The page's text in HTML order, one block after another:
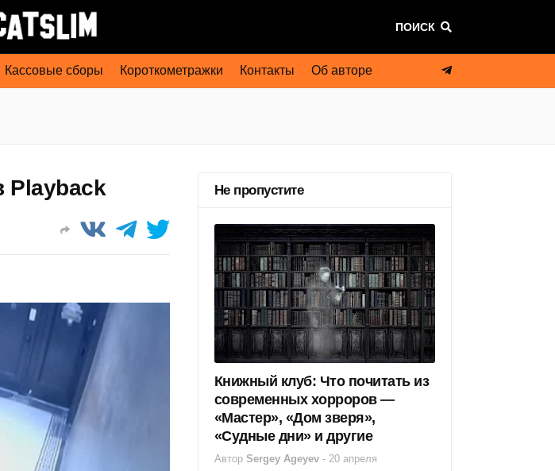
ПОИСК
Кассовые сборы Короткометражки Контакты Об авторе
Playback Не пропустите
Книжный клуб: Что почитать из
современных хорроров —
«Мастер», «Дом зверя»,
«Судные дни» и другие
Автор Sergey Ageyev - 20 апреля